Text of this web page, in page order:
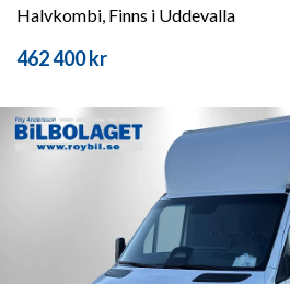
Halvkombi, Finns i Uddevalla
462 400 kr